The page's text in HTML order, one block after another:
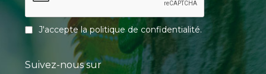
J'accepte lapolitique de confidentialité.
Suivez-nous sur